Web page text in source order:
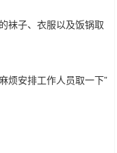
袜子、衣服以及饭锅取
烦安排工作人员取一下”